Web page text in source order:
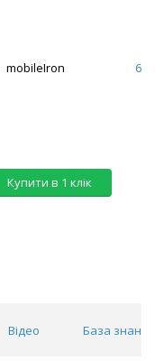
mobileIron 6
Купити в 1 клік
Відео База знань